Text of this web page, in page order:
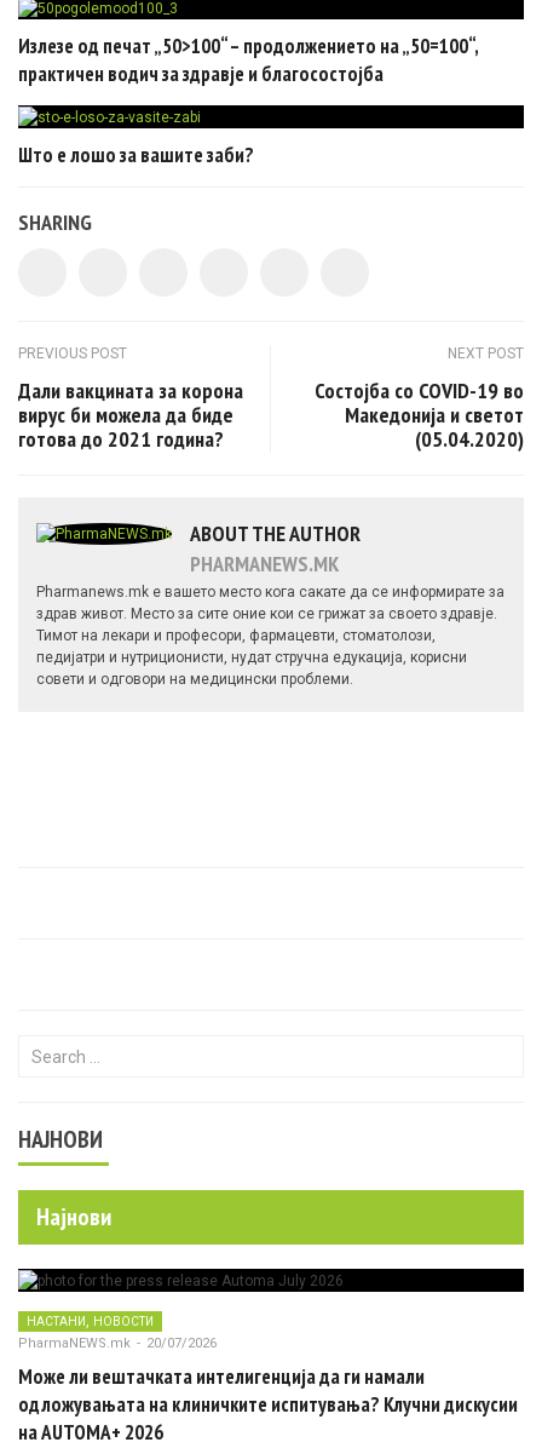
Излезе од печат „50>100“ – продолжението на „50=100“,
практичен водич за здравје и благосостојба
Што е лошо за вашите заби?
SHARING
Post navigation
PREVIOUS POST
Дали вакцината за корона
вирус би можела да биде
готова до 2021 година?
NEXT POST
Состојба со COVID-19 во
Македонија и светот
(05.04.2020)
ABOUT THE AUTHOR
PHARMANEWS.MK
Pharmanews.mk е вашето место кога сакате да се информирате за
здрав живот. Место за сите оние кои се грижат за своето здравје.
Тимот на лекари и професори, фармацевти, стоматолози,
педијатри и нутриционисти, нудат стручна едукација, корисни
совети и одговори на медицински проблеми.
Search for:
НАЈНОВИ
Најнови
НАСТАНИ, НОВОСТИ
PharmaNEWS.mk - 20/07/2026
Може ли вештачката интелигенција да ги намали
одложувањата на клиничките испитувања? Клучни дискусии
на AUTOMA+ 2026